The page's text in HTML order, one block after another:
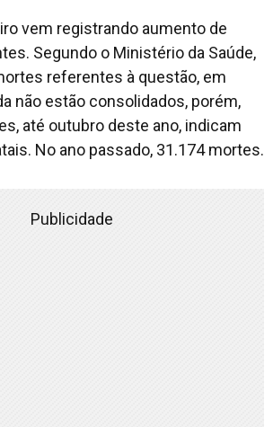
vem registrando aumento de
Segundo o Ministério da Saúde,
referentes à questão, em
não estão consolidados, porém,
até outubro deste ano, indicam
No ano passado, 31.174 mortes.
Publicidade